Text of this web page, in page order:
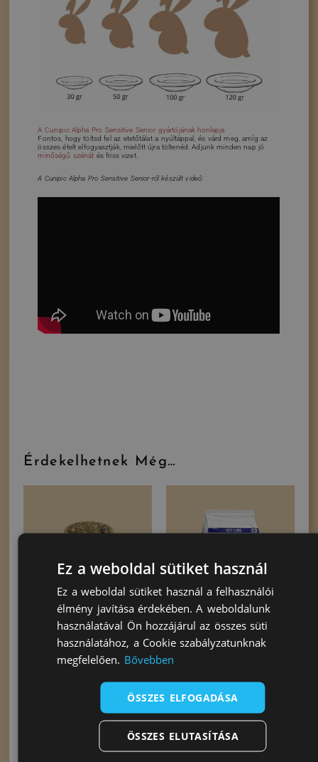
A Cunipic Alpha Pro Sensitive Senior gyártójának honlapja
Fontos, hogy töltsd fel az etetőtálat a nyúltáppal, és várd meg, amíg az
összes ételt elfogyasztják, mielőtt újra töltenéd. Adjunk minden nap jó
minőségű szénát és friss vizet.
A Cunipic Alpha Pro Sensitive Senior-ról készült videó:
Érdekelhetnek Még…
Cunipic
Naturaliss
virágos kis
gyógynövényház
Cunipic Vetline
Intestinal
emésztőrendszert
6.598Ft
Kosárba teszem
Ez a weboldal sütiket használ
Ez a weboldal sütiket használ a felhasználói
élmény javítása érdekében. A weboldalunk
használatával Ön hozzájárul az összes süti
használatához, a Cookie szabályzatunknak
megfelelően. Bővebben
ÖSSZES ELFOGADÁSA
ÖSSZES ELUTASÍTÁSA